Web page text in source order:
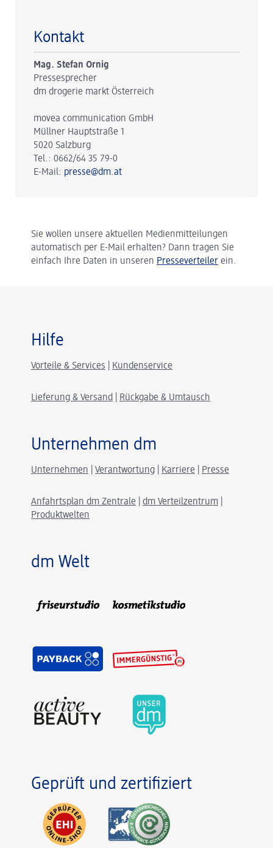
Kontakt
Mag. Stefan Ornig
Pressesprecher
dm drogerie markt Österreich
movea communication GmbH
Müllner Hauptstraße 1
5020 Salzburg
Tel.: 0662/64 35 79-0
E-Mail: presse@dm.at
Sie wollen unsere aktuellen Medienmitteilungen
automatisch per E-Mail erhalten? Dann tragen Sie
einfach Ihre Daten in unseren Presseverteiler ein.
Hilfe
Vorteile & Services Kundenservice
Lieferung & Versand Rückgabe & Umtausch
Unternehmen dm
Unternehmen Verantwortung Karriere Presse
Anfahrtsplan dm Zentrale dm Verteilzentrum
Produktwelten
dm Welt
Geprüft und zertifiziert